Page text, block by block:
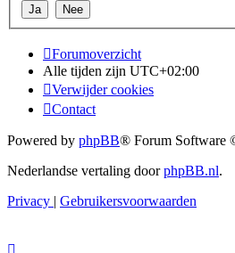
Forumoverzicht
Alle tijden zijn UTC+02:00
Verwijder cookies
Contact
Powered by phpBB® Forum Software
Nederlandse vertaling doorphpBB.nl.
Privacy | Gebruikersvoorwaarden